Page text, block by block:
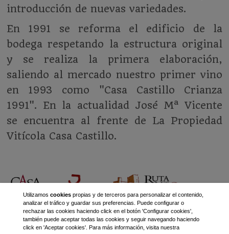
introducción de nuevas variedades.
En 1991 se reforma el edificio de la
bodega respetando la estructura original
y se realiza la primera elaboración,
saliendo al mercado nuestro primer vino
en 1993 como "Casa Castillo Crianza
1991". En la actualidad José Mª Vicente
se encuentra al frente de La Propiedad
Vitícola Casa Castillo.
Utilizamos cookiespropias y de terceros para personalizar el contenido,
analizar el tráfico y guardar sus preferencias. Puede configurar o
rechazar las cookies haciendo click en el botón 'Configurar cookies',
también puede aceptar todas las cookies y seguir navegando haciendo
click en 'Aceptar cookies'. Para más información, visita nuestra